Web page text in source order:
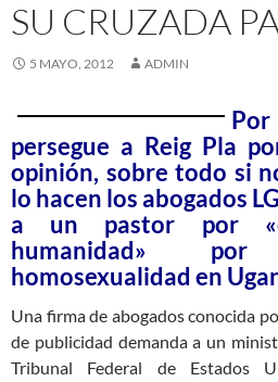
SU CRUZADA
5 MAYO, 2012 ADMIN
Por
persegue a Reig Pla
opinión, sobre todo si
lo hacen los abogados
a un pastor por
humanidad»
homosexualidad en
Una firma de abogados conocida
de publicidad demanda a un
Tribunal Federal de Estados